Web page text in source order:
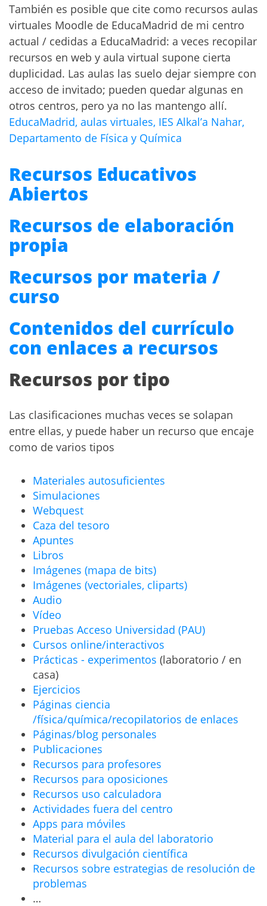
También es posible que cite como recursos aulas
virtuales Moodle de EducaMadrid de mi centro
actual / cedidas a EducaMadrid: a veces recopilar
recursos en web y aula virtual supone cierta
duplicidad. Las aulas las suelo dejar siempre con
acceso de invitado; pueden quedar algunas en
otros centros, pero ya no las mantengo allí.
EducaMadrid, aulas virtuales, IES Alkal’a Nahar,
Departamento de Física y Química
Recursos Educativos
Abiertos
Recursos de elaboración
propia
Recursos por materia /
curso
Contenidos del currículo
con enlaces a recursos
Recursos por tipo
Las clasificaciones muchas veces se solapan
entre ellas, y puede haber un recurso que encaje
como de varios tipos
Materiales autosuficientes
Simulaciones
Webquest
Caza del tesoro
Apuntes
Libros
Imágenes (mapa de bits)
Imágenes (vectoriales, cliparts)
Audio
Vídeo
Pruebas Acceso Universidad (PAU)
Cursos online/interactivos
Prácticas - experimentos (laboratorio / en
casa)
Ejercicios
Páginas ciencia
/física/química/recopilatorios de enlaces
Páginas/blog personales
Publicaciones
Recursos para profesores
Recursos para oposiciones
Recursos uso calculadora
Actividades fuera del centro
Apps para móviles
Material para el aula del laboratorio
Recursos divulgación científica
Recursos sobre estrategias de resolución de
problemas
…